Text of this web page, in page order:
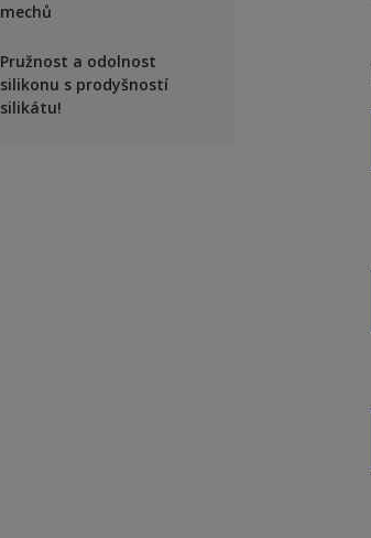
mechů
Pružnost a odolnost
silikonu s prodyšností
silikátu!